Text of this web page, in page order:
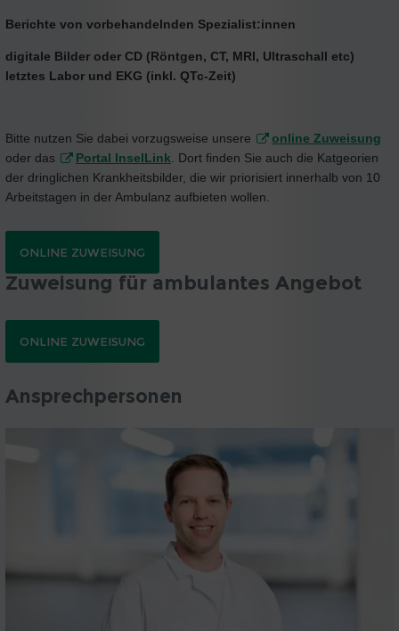
Berichte von vorbehandelnden Spezialist:innen
digitale Bilder oder CD (Röntgen, CT, MRI, Ultraschall etc)
letztes Labor und EKG (inkl. QTc-Zeit)
Bitte nutzen Sie dabei vorzugsweise unsere
online Zuweisung
oder das
Portal InselLink . Dort finden Sie auch die Katgeorien
der dringlichen Krankheitsbilder, die wir priorisiert innerhalb von 10
Arbeitstagen in der Ambulanz aufbieten wollen.
ONLINE ZUWEISUNG
Zuweisung für ambulantes Angebot
ONLINE ZUWEISUNG
Ansprechpersonen